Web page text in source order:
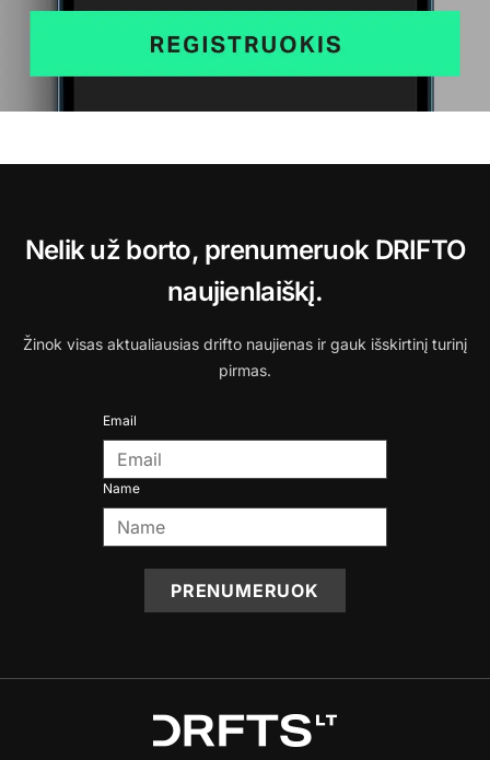
Nelik už borto, prenumeruok DRIFTO
naujienlaiškį.
Žinok visas aktualiausias drifto naujienas ir gauk išskirtinį turinį
pirmas.
Email
Name
PRENUMERUOK